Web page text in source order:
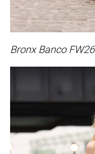
Bronx Banco FW26